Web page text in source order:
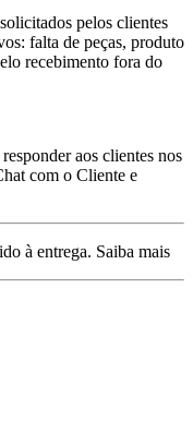
pelos clientes
falta de peças, produto
recebimento fora do
aos clientes nos
com o Cliente e
à entrega. Saiba mais